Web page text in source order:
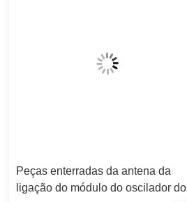
Peças enterradas da antena da
ligação do módulo do oscilador do